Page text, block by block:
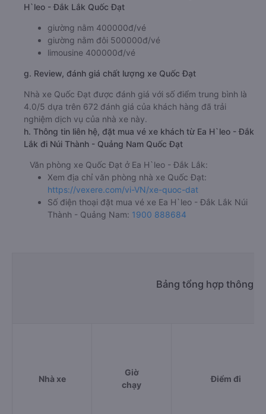
H`leo - Đắk Lắk Quốc Đạt
giường nằm 400000đ/vé
giường nằm đôi 500000đ/vé
limousine 400000đ/vé
g. Review, đánh giá chất lượng xe Quốc Đạt
Nhà xe Quốc Đạt được đánh giá với số điểm trung bình là
4.0/5 dựa trên 672 đánh giá của khách hàng đã trải
nghiệm dịch vụ của nhà xe này.
h. Thông tin liên hệ, đặt mua vé xe khách từ Ea H`leo - Đắk
Lắk đi Núi Thành - Quảng Nam Quốc Đạt
Văn phòng xe Quốc Đạt ở Ea H`leo - Đắk Lắk:
Xem địa chỉ văn phòng nhà xe Quốc Đạt:
https://vexere.com/vi-VN/xe-quoc-dat
Số điện thoại đặt mua vé xe Ea H`leo - Đắk Lắk Núi
Thành - Quảng Nam: 1900 888684
Bảng tổng hợp thông
Nhà xe
Giờ
chạy
Điểm đi